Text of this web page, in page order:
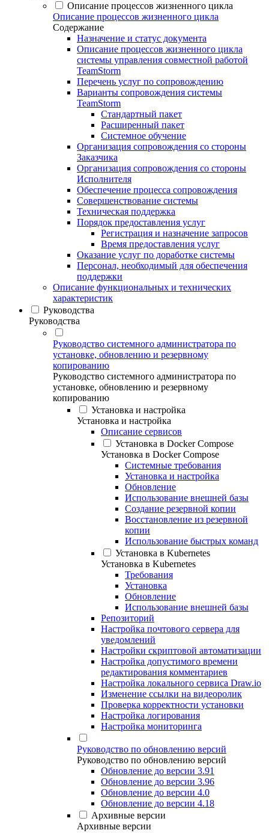
Описание процессов жизненного цикла
Описание процессов жизненного цикла
Содержание
Назначение и статус документа
Описание процессов жизненного цикла
системы управления совместной работой
TeamStorm
Перечень услуг по сопровождению
Варианты сопровождения системы
TeamStorm
Стандартный пакет
Расширенный пакет
Системное обучение
Организация сопровождения со стороны
Заказчика
Организация сопровождения со стороны
Исполнителя
Обеспечение процесса сопровождения
Совершенствование системы
Техническая поддержка
Порядок предоставления услуг
Регистрация и назначение запросов
Время предоставления услуг
Оказание услуг по доработке системы
Персонал, необходимый для обеспечения
поддержки
Описание функциональных и технических
характеристик
Руководства
Руководства
Руководство системного администратора по
установке, обновлению и резервному
копированию
Руководство системного администратора по
установке, обновлению и резервному
копированию
Установка и настройка
Установка и настройка
Описание сервисов
Установка в Docker Compose
Установка в Docker Compose
Системные требования
Установка и настройка
Обновление
Использование внешней базы
Создание резервной копии
Восстановление из резервной
копии
Использование быстрых команд
Установка в Kubernetes
Установка в Kubernetes
Требования
Установка
Обновление
Использование внешней базы
Репозиторий
Настройка почтового сервера для
уведомлений
Настройки скриптовой автоматизации
Настройка допустимого времени
редактирования комментариев
Настройка локального сервиса Draw.io
Изменение ссылки на видеоролик
Проверка корректности установки
Настройка логирования
Настройка мониторинга
Руководство по обновлению версий
Руководство по обновлению версий
Обновление до версии 3.91
Обновление до версии 3.96
Обновление до версии 4.0
Обновление до версии 4.18
Архивные версии
Архивные версии